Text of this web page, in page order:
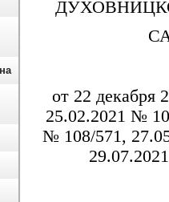
от 22 декабря
25.02.2021 №
№ 108/571,